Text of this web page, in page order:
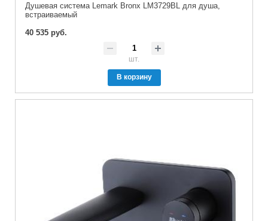
Душевая система Lemark Bronx LM3729BL для душа,
встраиваемый
40 535 руб.
шт.
В корзину